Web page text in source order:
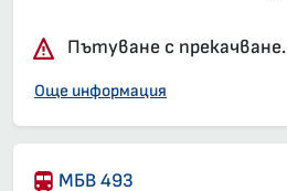
Пътуване с прекачване.
Още информация
МБВ 493